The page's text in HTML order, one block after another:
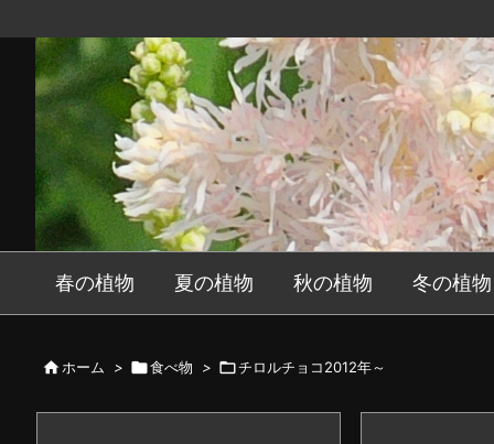
春の植物 夏の植物 秋の植物 冬の植物
 ホーム > 食べ物 > チロルチョコ2012年～